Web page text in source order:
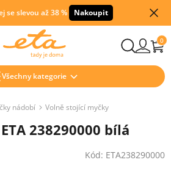
se slevou až 38 % Nakoupit
0
Všechny kategorie
nádobí Volně stojící myčky
238290000 bílá
Kód: ETA238290000